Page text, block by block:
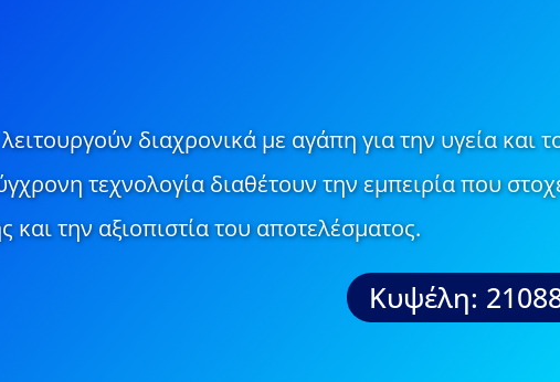
διαχρονικά με αγάπη για την υγεία
τεχνολογία διαθέτουν την εμπειρία που
και την αξιοπιστία του αποτελέσματος.
Κυψέλη: